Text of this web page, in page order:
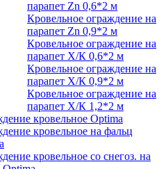
парапет Zn 0,6*2 м
Кровельное ограждение на
парапет Zn 0,9*2 м
Кровельное ограждение на
парапет Х/К 0,6*2 м
Кровельное ограждение на
парапет Х/К 0,9*2 м
Кровельное ограждение на
парапет Х/К 1,2*2 м
кровельное Optima
кровельное на фальц
кровельное со снегоз. на